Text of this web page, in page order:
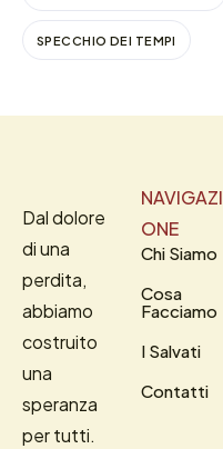
SPECCHIO DEI TEMPI
Dal dolore
di una
perdita,
abbiamo
costruito
una
speranza
per tutti.
NAVIGAZI
ONE
Chi Siamo
Cosa
Facciamo
I Salvati
Contatti